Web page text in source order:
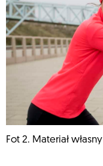
Fot 2. Materiał własny